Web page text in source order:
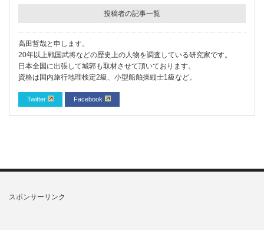
投稿者の記事一覧
高田哲哉と申します。
20年以上戦国武将などの歴史上の人物を調査している研究家です。
日本全国に出張して城郭も取材させて頂いております。
資格は国内旅行地理検定2級、小型船舶操縦士1級など。
Twitter Facebook
スポンサーリンク